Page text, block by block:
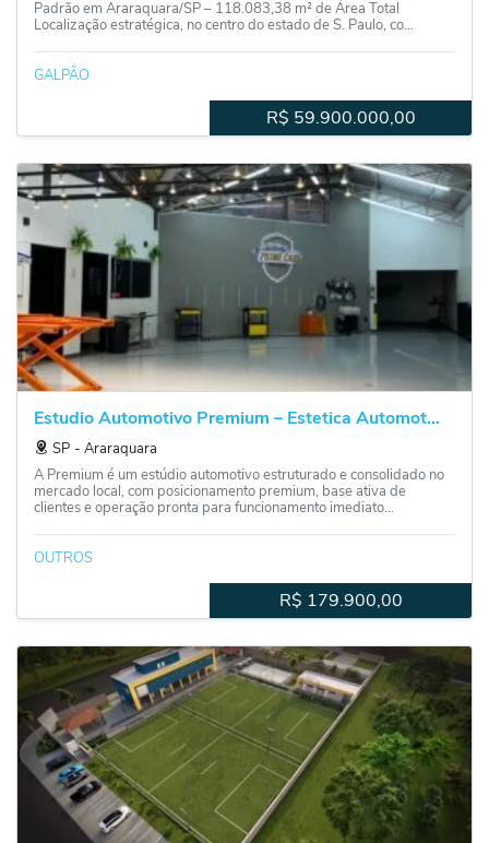
Padrão em Araraquara/SP – 118.083,38 m² de Área Total
Localização estratégica, no centro do estado de S. Paulo, co...
GALPÃO
R$ 59.900.000,00
Estudio Automotivo Premium – Estetica Automot...
SP ‐ Araraquara
A Premium é um estúdio automotivo estruturado e consolidado no
mercado local, com posicionamento premium, base ativa de
clientes e operação pronta para funcionamento imediato...
OUTROS
R$ 179.900,00